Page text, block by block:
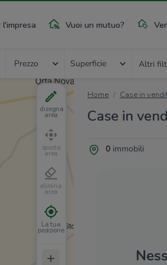
l'impresa Vuoi un mutuo?
Prezzo Superficie Altri
Home Case in
Case in
0immobili
disegna
area
sposta
area
elimina
area
La tua
posizione
+